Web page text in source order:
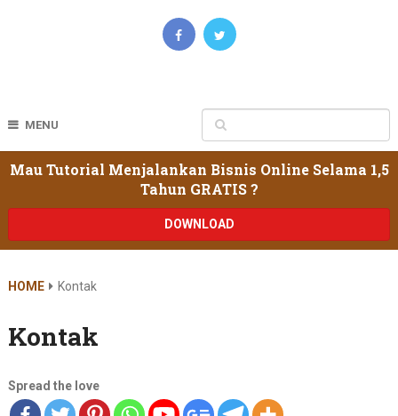
MENU
Mau Tutorial Menjalankan Bisnis Online Selama 1,5
Tahun GRATIS ?
DOWNLOAD
HOME Kontak
Kontak
Spread the love